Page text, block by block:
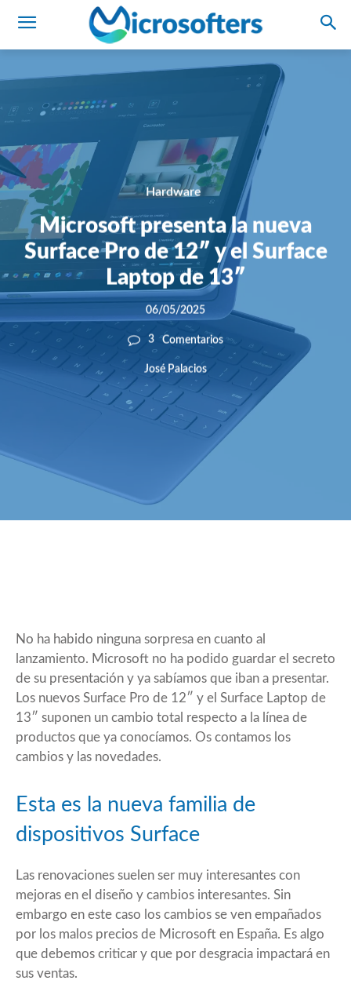
Hardware
Microsoft presenta la nueva
Surface Pro de 12″ y el Surface
Laptop de 13″
06/05/2025
3 Comentarios
José Palacios
No ha habido ninguna sorpresa en cuanto al
lanzamiento. Microsoft no ha podido guardar el secreto
de su presentación y ya sabíamos que iban a presentar.
Los nuevos Surface Pro de 12″ y el Surface Laptop de
13″ suponen un cambio total respecto a la línea de
productos que ya conocíamos. Os contamos los
cambios y las novedades.
Esta es la nueva familia de
dispositivos Surface
Las renovaciones suelen ser muy interesantes con
mejoras en el diseño y cambios interesantes. Sin
embargo en este caso los cambios se ven empañados
por los malos precios de Microsoft en España. Es algo
que debemos criticar y que por desgracia impactará en
sus ventas.